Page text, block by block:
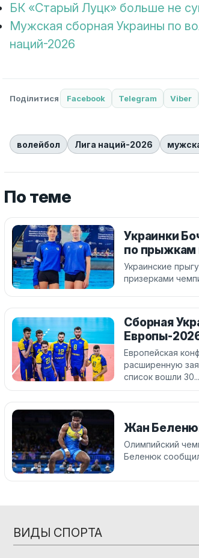
БК «Старый Луцк» больше не
Мужская сборная Украины по
наций-2026
Поділитися Facebook Telegram Viber
волейбол Лига наций-2026
По теме
Украинки
по прыжкам
Украинские
призерками
Сборная
Европы-
Европейская
расширенную
список вошли 30...
Жан
Олимпийский
Беленюк
ВИДЫ СПОРТА